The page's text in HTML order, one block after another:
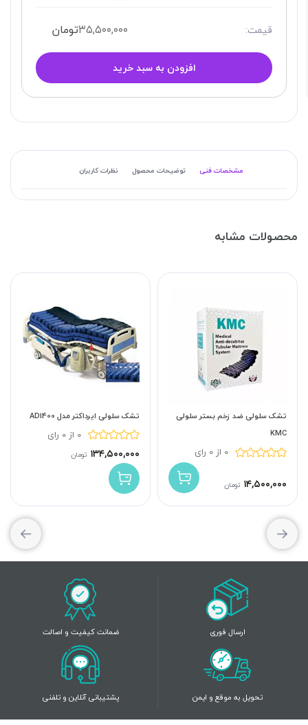
قیمت: ۳۵,۵۰۰,۰۰۰تومان
افزودن به سبد خرید
مشخصات فنی توضیحات محصول نظرات کاربران
محصولات مشابه
تشک سلولی ضد زخم بستر سلولی
KMC
0 از 0 رای
۱۴,۵۰۰,۰۰۰ تومان
تشک سلولی ایرداکتر مدل AD1400
0 از 0 رای
۱۳۴,۵۰۰,۰۰۰ تومان
ارسال فوری ضمانت کیفیت و اصالت
تحویل به موقع و ایمن پشتیبانی آنلاین و تلفنی